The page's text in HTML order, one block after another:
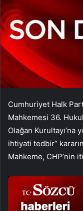
Cumhuriyet Halk
Mahkemesi 36.
Olağan
ihtiyati tedbir”
Mahkeme, CHP’nin